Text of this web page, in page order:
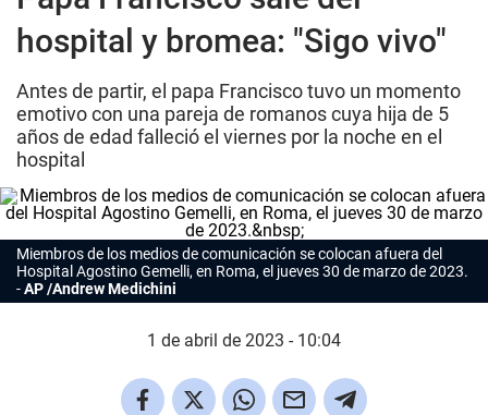
hospital y bromea: "Sigo vivo"
Antes de partir, el papa Francisco tuvo un momento
emotivo con una pareja de romanos cuya hija de 5
años de edad falleció el viernes por la noche en el
hospital
Miembros de los medios de comunicación se colocan afuera del
Hospital Agostino Gemelli, en Roma, el jueves 30 de marzo de 2023.
AP /Andrew Medichini
1 de abril de 2023 - 10:04